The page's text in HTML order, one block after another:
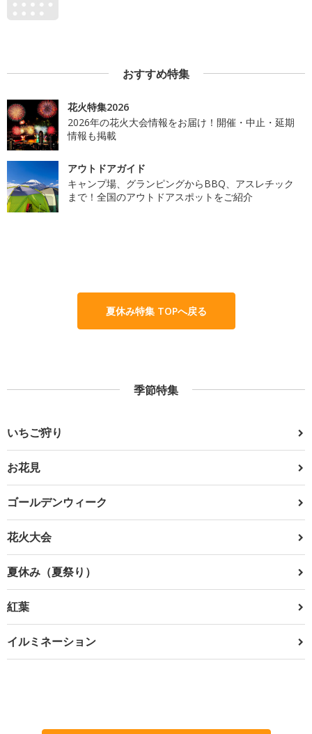
おすすめ特集
花火特集2026
2026年の花火大会情報をお届け！開催・中止・延期
情報も掲載
アウトドアガイド
キャンプ場、グランピングからBBQ、アスレチック
まで！全国のアウトドアスポットをご紹介
夏休み特集 TOPへ戻る
季節特集
いちご狩り
お花見
ゴールデンウィーク
花火大会
夏休み（夏祭り）
紅葉
イルミネーション